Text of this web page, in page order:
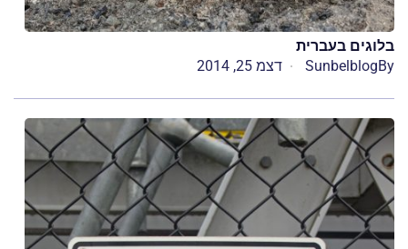
בלוגים בעברית
By
Sunbelblog דצמ 25, 2014